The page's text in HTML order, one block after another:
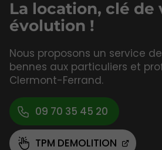
La location, clé de
évolution !
Nous proposons un service
bennes aux particuliers et
Clermont-Ferrand.
09 70 35 45 20
TPM DEMOLITION